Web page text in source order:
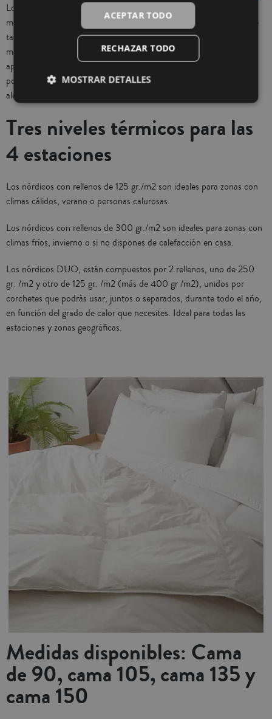
Los rellenos nórdicos sintéticos de La Mallorquina son 100%
microfibra, de fibra hueca siliconada Dacron, (fibras de poliéster de
tacto muy suave y agradable, de gran rendimiento y fácil
mantenimiento) que facilita la circulación del aire y reduce la
aparición de la humedad. Son edredones nórdicos hipoalergénicos
por su composición, tanto la fibra como el tejido no provocan
alergias.
Tres niveles térmicos para las
4 estaciones
Los nórdicos con rellenos de 125 gr./m2 son ideales para zonas con
climas cálidos, verano o personas calurosas.
Los nórdicos con rellenos de 300 gr./m2 son ideales para zonas con
climas fríos, invierno o si no dispones de calefacción en casa.
Los nórdicos DUO, están compuestos por 2 rellenos, uno de 250
gr. /m2 y otro de 125 gr. /m2 (más de 400 gr /m2), unidos por
corchetes que podrás usar, juntos o separados, durante todo el año,
en función del grado de calor que necesites. Ideal para todas las
estaciones y zonas geográficas.
Medidas disponibles: Cama
de 90, cama 105, cama 135 y
cama 150
ACEPTAR TODO
RECHAZAR TODO
MOSTRAR DETALLES